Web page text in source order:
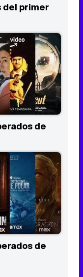
del primer
de
de